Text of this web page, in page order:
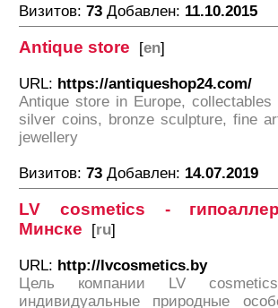
Визитов: 73 Добавлен: 11.10.2015
Antique store [en]
URL: https://antiqueshop24.com/
Antique store in Europe,
silver coins, bronze sculpture, fine
jewellery
Визитов: 73 Добавлен: 14.07.2019
LV cosmetics -
Минске [ru]
URL: http://lvcosmetics.by
Цель компании LV
индивидуальные природные